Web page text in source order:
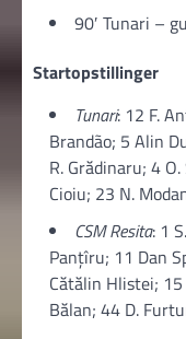
90′ Tunari –
Startopstillinger
Tunari: 12 F.
Brandão; 5 Alin
R. Grădinaru; 4
Cioiu; 23 N.
CSM Resita: 1
Panțîru; 11 Dan
Cătălin Hlistei;
Bălan; 44 D.